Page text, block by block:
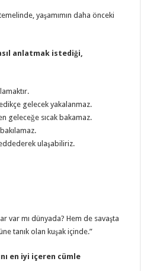
yaşamımın daha önceki
anlatmak istediği,
gelecek yakalanmaz.
geleceğe sıcak bakamaz.
reddederek ulaşabiliriz.
var mı dünyada? Hem de savaşta
tanık olan kuşak içinde.”
en iyi içeren cümle